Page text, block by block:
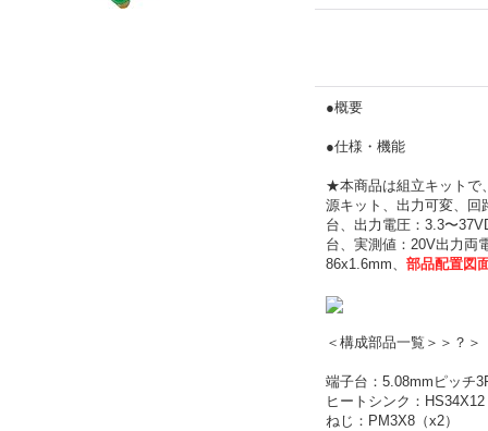
●概要
●仕様・機能
★本商品は組立キットで
源キット、出力可変、回
台、出力電圧：3.3〜
台、実測値：20V出力両
86x1.6mm、 部品配置図
＜構成部品一覧＞＞？＞
端子台：5.08mmピッチ
ヒートシンク：
ねじ：PM3X8（x2）